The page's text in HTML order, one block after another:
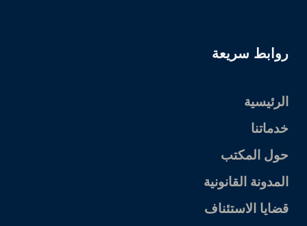
روابط سريعة
الرئيسية
خدماتنا
حول المكتب
المدونة القانونية
قضايا الاستئناف